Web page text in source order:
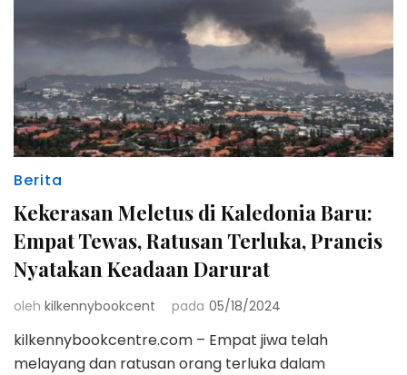
Berita
Kekerasan Meletus di Kaledonia Baru:
Empat Tewas, Ratusan Terluka, Prancis
Nyatakan Keadaan Darurat
oleh kilkennybookcent pada 05/18/2024
kilkennybookcentre.com – Empat jiwa telah
melayang dan ratusan orang terluka dalam